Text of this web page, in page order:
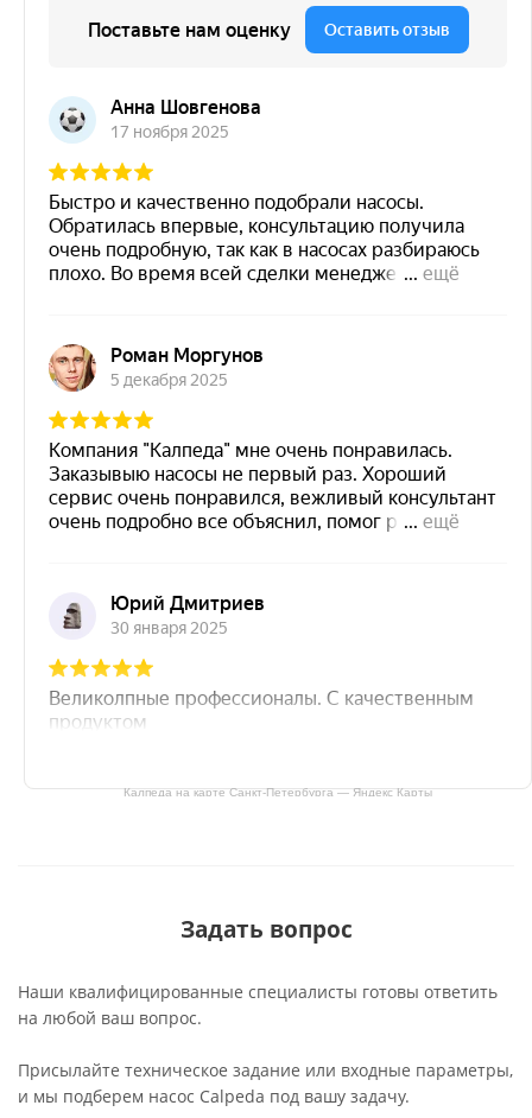
Калпеда на карте Санкт‑Петербурга — Яндекс Карты
Задать вопрос
Наши квалифицированные специалисты готовы ответить
на любой ваш вопрос.
Присылайте техническое задание или входные параметры,
и мы подберем насос Calpeda под вашу задачу.